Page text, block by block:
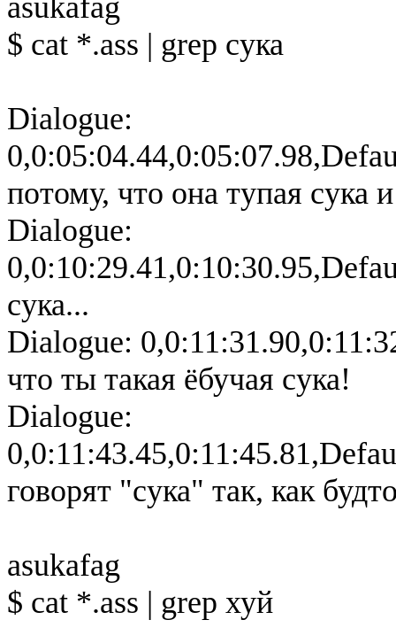
$ cat *.ass | grep сука
Dialogue:
потому, что она тупая сука
Dialogue:
сука...
Dialogue:
что ты такая ёбучая сука!
Dialogue:
говорят "сука" так, как
asukafag
$ cat *.ass | grep хуй